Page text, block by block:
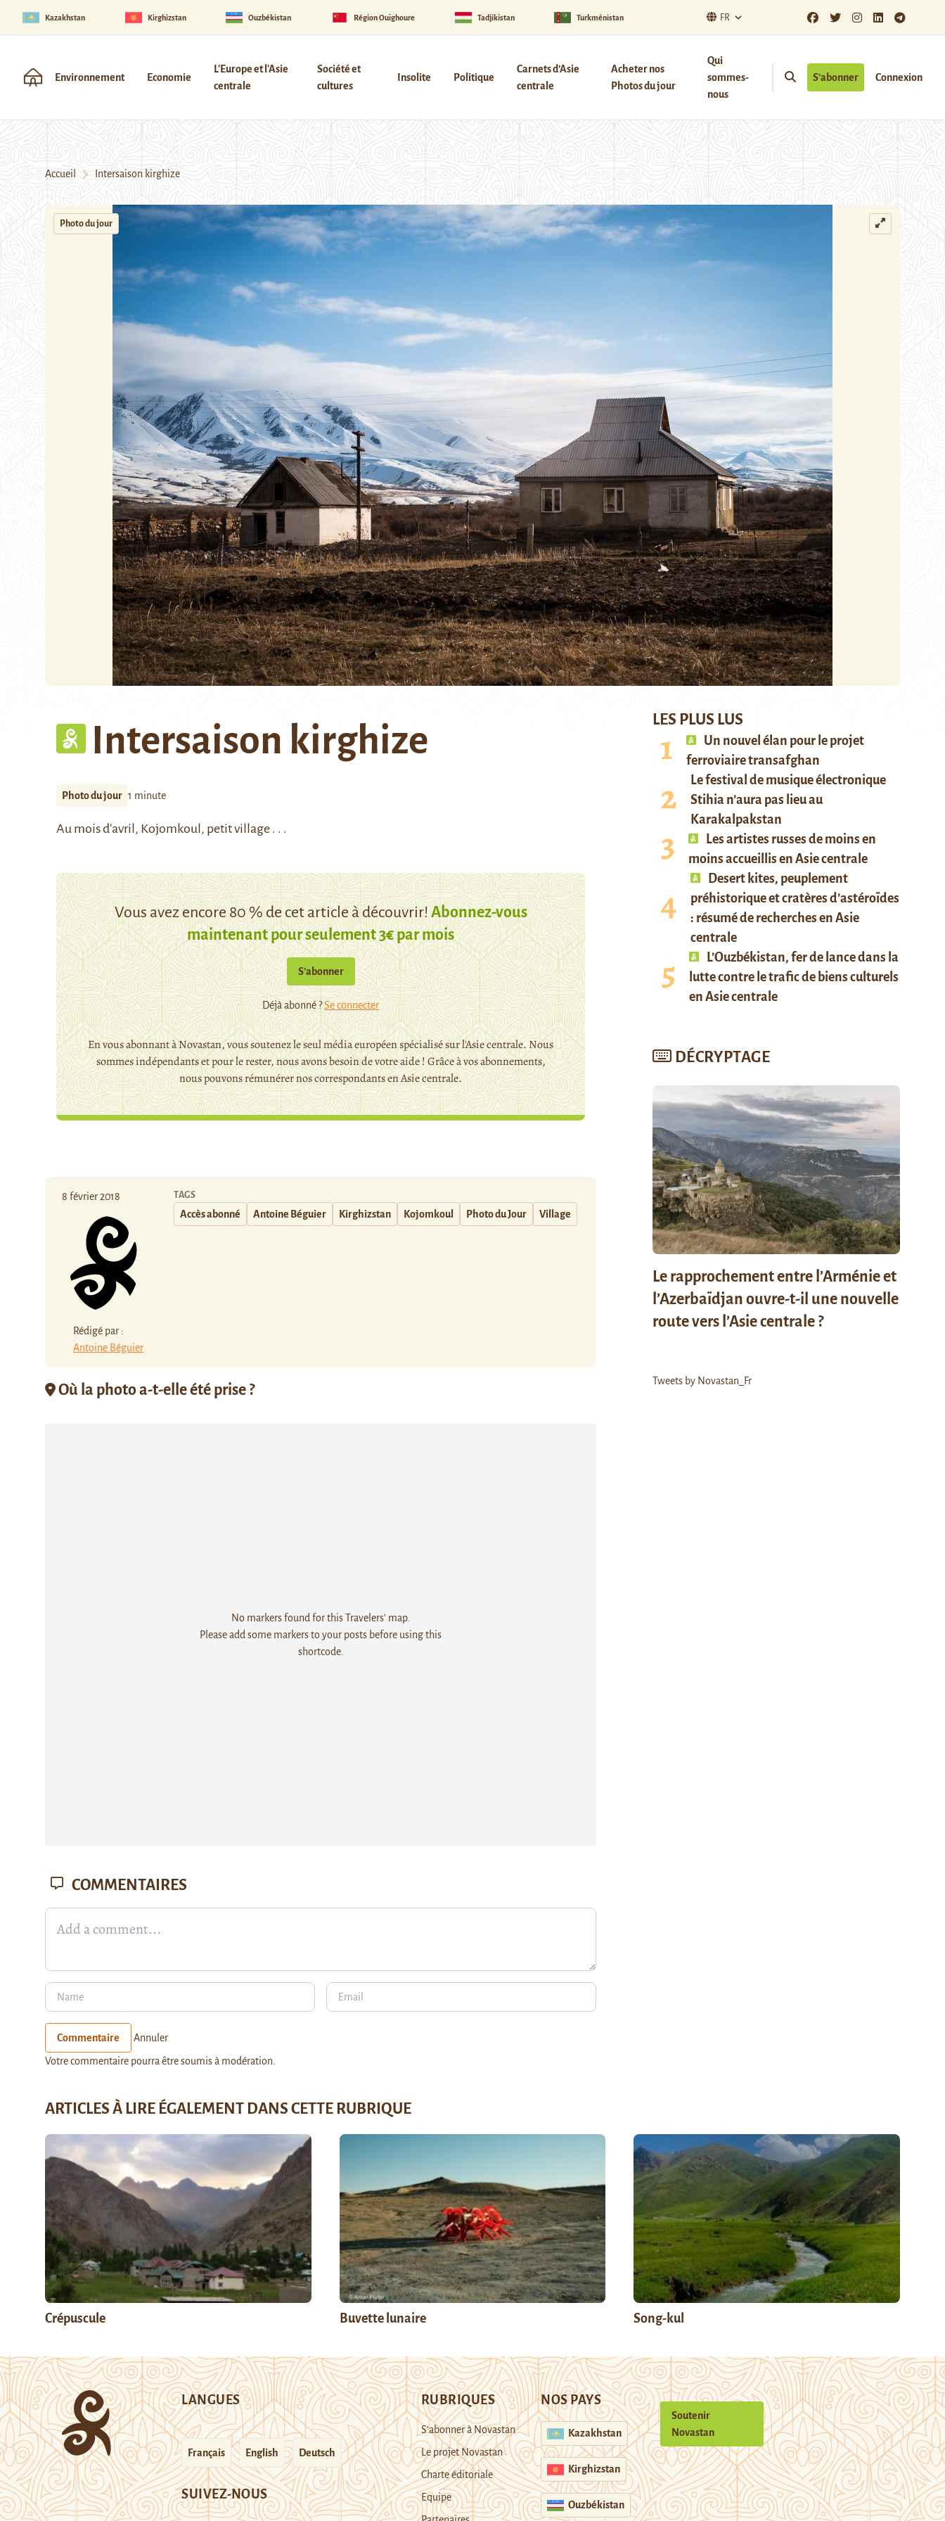
Kazakhstan Kirghizstan Ouzbékistan Région Ouïghoure Tadjikistan Turkménistan FR
Environnement Economie
L'Europe et l'Asie
centrale
Société et
cultures
Insolite Politique
Carnets d’Asie
centrale
Acheter nos
Photos du jour
Qui
sommes-
nous
S’abonner Connexion
Accueil Intersaison kirghize
Photo du jour
Intersaison kirghize
Photo du jour 1 minute
Au mois d'avril, Kojomkoul, petit village . . .
Vous avez encore 80 % de cet article à découvrir!Abonnez-vous
maintenant pour seulement 3€ par mois
S’abonner
Déjà abonné ?Se connecter
En vous abonnant à Novastan, vous soutenez le seul média européen spécialisé sur l'Asie centrale. Nous
sommes indépendants et pour le rester, nous avons besoin de votre aide ! Grâce à vos abonnements,
nous pouvons rémunérer nos correspondants en Asie centrale.
8 février 2018
Rédigé par :
Antoine Béguier
TAGS
Accès abonné Antoine Béguier Kirghizstan Kojomkoul Photo du Jour Village
Où la photo a-t-elle été prise ?
No markers found for this Travelers' map.
Please add some markers to your posts before using this
shortcode.
LES PLUS LUS
Un nouvel élan pour le projet
ferroviaire transafghan
Le festival de musique électronique
Stihia n’aura pas lieu au
Karakalpakstan
Les artistes russes de moins en
moins accueillis en Asie centrale
Desert kites, peuplement
préhistorique et cratères d’astéroïdes
: résumé de recherches en Asie
centrale
L’Ouzbékistan, fer de lance dans la
lutte contre le trafic de biens culturels
en Asie centrale
DÉCRYPTAGE
Le rapprochement entre l’Arménie et
l’Azerbaïdjan ouvre-t-il une nouvelle
route vers l’Asie centrale ?
Tweets by Novastan_Fr
COMMENTAIRES
Commentaire Annuler
Votre commentaire pourra être soumis à modération.
ARTICLES À LIRE ÉGALEMENT DANS CETTE RUBRIQUE
Crépuscule Buvette lunaire Song-kul
LANGUES
Français English Deutsch
SUIVEZ-NOUS
RUBRIQUES
S’abonner à Novastan
Le projet Novastan
Charte éditoriale
Equipe
NOS PAYS
Kazakhstan
Kirghizstan
Ouzbékistan
Soutenir
Novastan